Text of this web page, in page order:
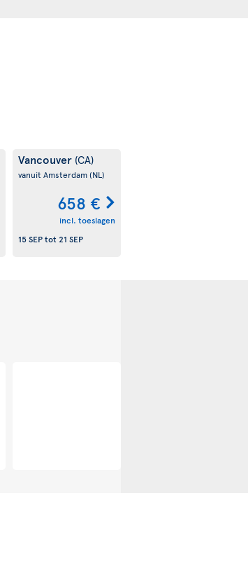
Vancouver (CA)
vanuit Amsterdam(NL)
658 €
incl. toeslagen
15 SEPtot 21 SEP